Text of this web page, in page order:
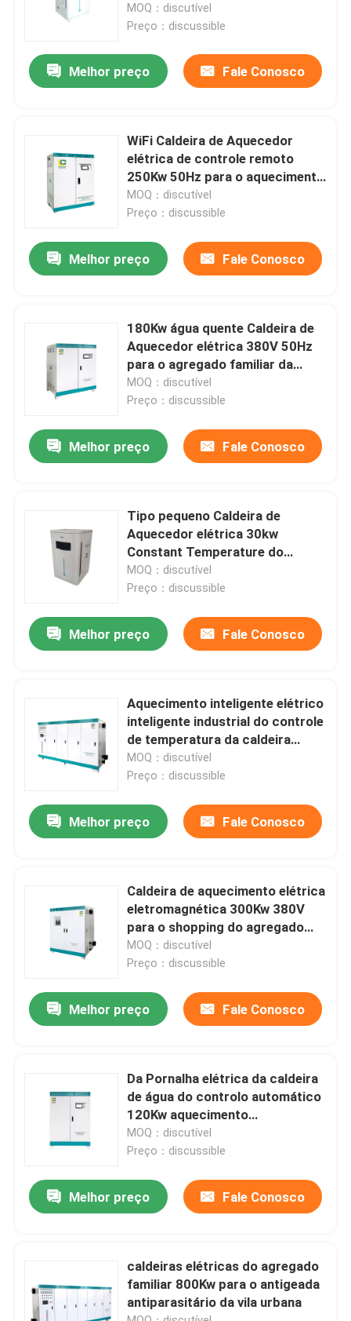
Produtos
Sobre nós
Excursão da fábrica
Contacte-nos
Caldeira de Aquecedor elétrica
Caldeira de vapor elétrica
Caldeira elétrica fixada na parede
MOQ：discutível
Preço：discussible
Melhor preço Fale Conosco
WiFi Caldeira de Aquecedor
elétrica de controle remoto
250Kw 50Hz para o aquecimento
de água quente do agregado
familiar
MOQ：discutível
Preço：discussible
Melhor preço Fale Conosco
180Kw água quente Caldeira de
Aquecedor elétrica 380V 50Hz
para o agregado familiar da
oficina
MOQ：discutível
Preço：discussible
Melhor preço Fale Conosco
Tipo pequeno Caldeira de
Aquecedor elétrica 30kw
Constant Temperature do
assoalho
MOQ：discutível
Preço：discussible
Melhor preço Fale Conosco
Aquecimento inteligente elétrico
inteligente industrial do controle
de temperatura da caldeira
700KW
MOQ：discutível
Preço：discussible
Melhor preço Fale Conosco
Caldeira de aquecimento elétrica
eletromagnética 300Kw 380V
para o shopping do agregado
familiar
MOQ：discutível
Preço：discussible
Melhor preço Fale Conosco
Da Pornalha elétrica da caldeira
de água do controlo automático
120Kw aquecimento
eletromagnético
MOQ：discutível
Preço：discussible
Melhor preço Fale Conosco
caldeiras elétricas do agregado
familiar 800Kw para o antigeada
antiparasitário da vila urbana